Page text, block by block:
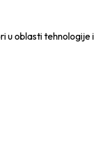
u oblasti tehnologije i